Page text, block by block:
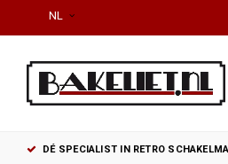
NL
DÉ SPECIALIST IN RETRO